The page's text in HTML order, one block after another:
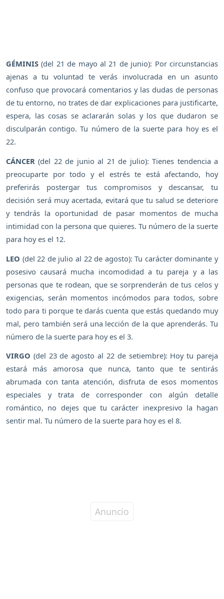
GÉMINIS (del 21 de mayo al 21 de junio): Por circunstancias
ajenas a tu voluntad te verás involucrada en un asunto
confuso que provocará comentarios y las dudas de personas
de tu entorno, no trates de dar explicaciones para justificarte,
espera, las cosas se aclararán solas y los que dudaron se
disculparán contigo. Tu número de la suerte para hoy es el
22.
CÁNCER (del 22 de junio al 21 de julio): Tienes tendencia a
preocuparte por todo y el estrés te está afectando, hoy
preferirás postergar tus compromisos y descansar, tu
decisión será muy acertada, evitará que tu salud se deteriore
y tendrás la oportunidad de pasar momentos de mucha
intimidad con la persona que quieres. Tu número de la suerte
para hoy es el 12.
LEO (del 22 de julio al 22 de agosto): Tu carácter dominante y
posesivo causará mucha incomodidad a tu pareja y a las
personas que te rodean, que se sorprenderán de tus celos y
exigencias, serán momentos incómodos para todos, sobre
todo para ti porque te darás cuenta que estás quedando muy
mal, pero también será una lección de la que aprenderás. Tu
número de la suerte para hoy es el 3.
VIRGO (del 23 de agosto al 22 de setiembre): Hoy tu pareja
estará más amorosa que nunca, tanto que te sentirás
abrumada con tanta atención, disfruta de esos momentos
especiales y trata de corresponder con algún detalle
romántico, no dejes que tu carácter inexpresivo la hagan
sentir mal. Tu número de la suerte para hoy es el 8.